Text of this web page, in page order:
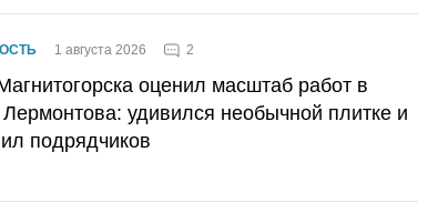
1 августа 2026 2
оценил масштаб работ в
Лермонтова: удивился необычной плитке и
подрядчиков